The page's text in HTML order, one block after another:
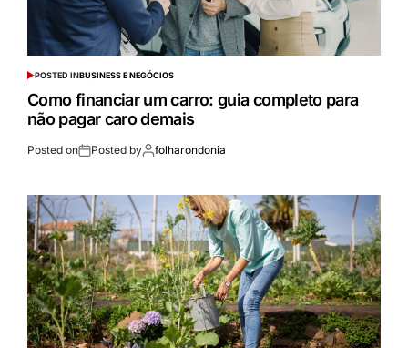
POSTED INBUSINESS E NEGÓCIOS
Como financiar um carro: guia completo para
não pagar caro demais
Posted on Posted by folharondonia